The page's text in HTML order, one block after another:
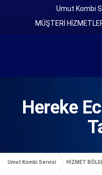
Umut Kombi
MÜŞTERİ
Hereke
Umut Kombi Servisi HİZMET